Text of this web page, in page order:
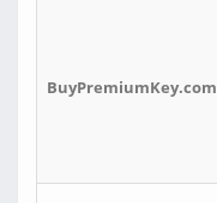
BuyPremiumKey.com